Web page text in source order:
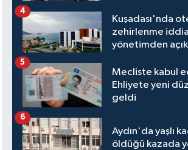
Kuşadası'nda
zehirlenme
yönetimden
4
Mecliste kabul
Ehliyete yeni
geldi
5
Aydın'da yaşlı
öldüğü kazada
6